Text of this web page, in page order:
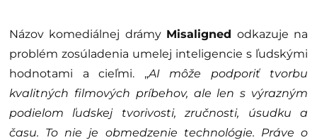
Názov komediálnej drámy Misaligned odkazuje na
problém zosúladenia umelej inteligencie s ľudskými
hodnotami a cieľmi. „AI môže podporiť tvorbu
kvalitných filmových príbehov, ale len s výrazným
podielom ľudskej tvorivosti, zručnosti, úsudku a
času. To nie je obmedzenie technológie. Práve o